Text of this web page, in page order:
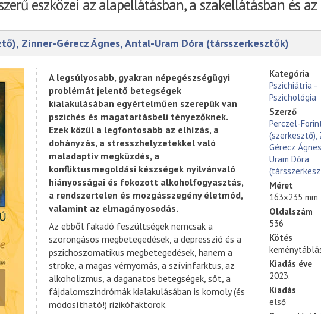
eszközei az alapellátásban, a szakellátásban és
Zinner-Gérecz Ágnes, Antal-Uram Dóra (társszerkesztők)
A legsúlyosabb, gyakran népegészségügyi
problémát jelentő betegségek
kialakulásában egyértelműen szerepük van
pszichés és magatartásbeli tényezőknek.
Ezek közül a legfontosabb az elhízás, a
dohányzás, a stresszhelyzetekkel való
maladaptív megküzdés, a
konfliktusmegoldási készségek nyilvánvaló
hiányosságai és fokozott alkoholfogyasztás,
a rendszertelen és mozgásszegény életmód,
valamint az elmagányosodás.
Az ebből fakadó feszültségek nemcsak a
szorongásos megbetegedések, a depresszió és a
pszichoszomatikus megbetegedések, hanem a
stroke, a magas vérnyomás, a szívinfarktus, az
alkoholizmus, a daganatos betegségek, sőt, a
fájdalomszindrómák kialakulásában is komoly (és
módosítható!) rizikófaktorok.
Kategória
Pszichiátria -
Pszichológia
Szerző
Perczel-
(szerkesztő),
Gérecz
Uram Dóra
Méret
163x235 mm
Oldalszám
536
Kötés
Kiadás éve
2023.
Kiadás
első